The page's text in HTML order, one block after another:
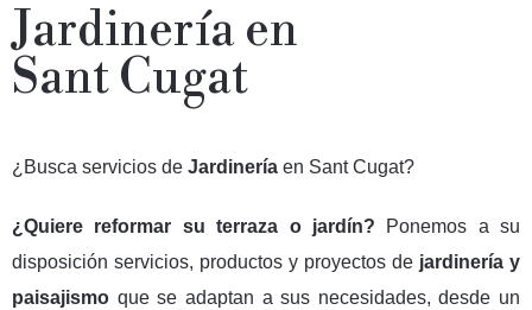
Jardinería en
Sant Cugat
¿Busca servicios de Jardinería en Sant Cugat?
¿Quiere reformar su terraza o jardín? Ponemos a su
disposición servicios, productos y proyectos de jardinería y
paisajismo quese adaptan a sus necesidades, desde un